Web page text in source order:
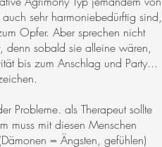
sehr harmoniebedürftig sind,
Opfer. Aber sprechen nicht
denn sobald sie alleine wären,
bis zum Anschlag und Party...
Probleme. als Therapeut sollte
muss mit diesen Menschen
= Ängsten, gefühlen)